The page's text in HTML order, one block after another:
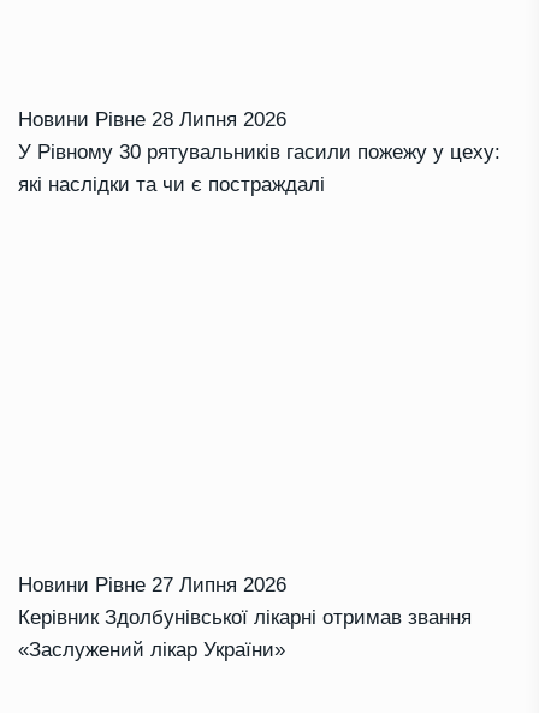
Новини Рівне 28 Липня 2026
У Рівному 30 рятувальників гасили пожежу у цеху:
які наслідки та чи є постраждалі
Новини Рівне 27 Липня 2026
Керівник Здолбунівської лікарні отримав звання
«Заслужений лікар України»